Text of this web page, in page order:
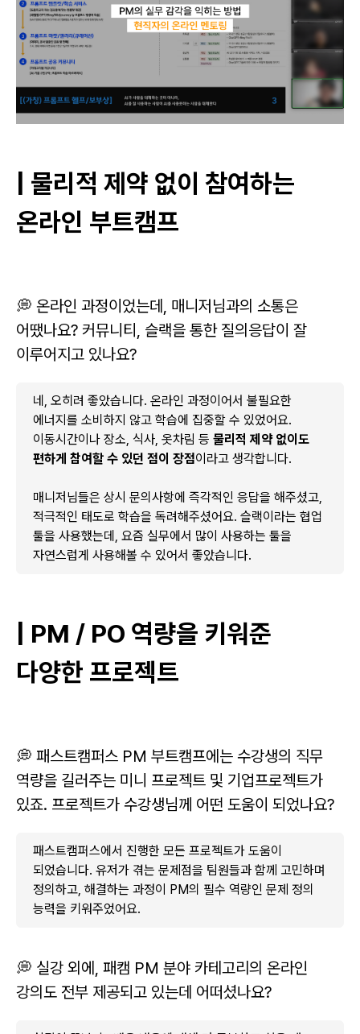
| 물리적 제약 없이 참여하는
온라인 부트캠프
💭 온라인 과정이었는데, 매니저님과의 소통은
어땠나요? 커뮤니티, 슬랙을 통한 질의응답이 잘
이루어지고 있나요?
네, 오히려 좋았습니다. 온라인 과정이어서 불필요한
에너지를 소비하지 않고 학습에 집중할 수 있었어요.
이동시간이나 장소, 식사, 옷차림 등 물리적 제약 없이도
편하게 참여할 수 있던 점이 장점이라고 생각합니다.
매니저님들은 상시 문의사항에 즉각적인 응답을 해주셨고,
적극적인 태도로 학습을 독려해주셨어요. 슬랙이라는 협업
툴을 사용했는데, 요즘 실무에서 많이 사용하는 툴을
자연스럽게 사용해볼 수 있어서 좋았습니다.
| PM / PO 역량을 키워준
다양한 프로젝트
💭 패스트캠퍼스 PM 부트캠프에는 수강생의 직무
역량을 길러주는 미니 프로젝트 및 기업프로젝트가
있죠. 프로젝트가 수강생님께 어떤 도움이 되었나요?
패스트캠퍼스에서 진행한 모든 프로젝트가 도움이
되었습니다. 유저가 겪는 문제점을 팀원들과 함께 고민하며
정의하고, 해결하는 과정이 PM의 필수 역량인 문제 정의
능력을 키워주었어요.
💭 실강 외에, 패캠 PM 분야 카테고리의 온라인
강의도 전부 제공되고 있는데 어떠셨나요?